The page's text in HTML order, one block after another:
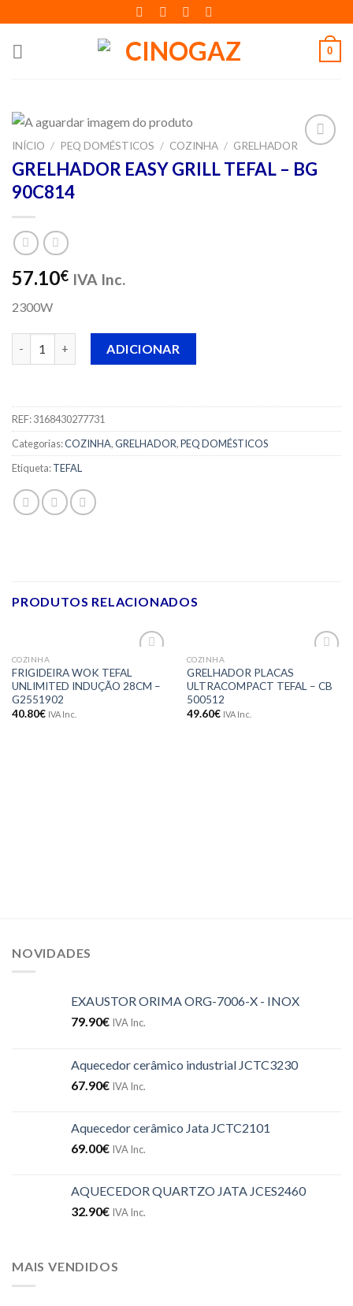
to
content
0
Adicionar
aos meus
INÍCIO / PEQ DOMÉSTICOS / COZINHA / GRELHADOR
GRELHADOR EASY GRILL TEFAL – BG
90C814
57.10€ IVA Inc.
2300W
ADICIONAR
REF:3168430277731
Categorias:COZINHA,GRELHADOR,PEQ DOMÉSTICOS
Etiqueta:TEFAL
PRODUTOS RELACIONADOS
aos meus
desejos
COZINHA
FRIGIDEIRA WOK TEFAL
UNLIMITED INDUÇÃO 28CM –
G2551902
40.80€ IVA Inc.
desejos
COZINHA
GRELHADOR PLACAS
ULTRACOMPACT TEFAL – CB
500512
49.60€ IVA Inc.
NOVIDADES
EXAUSTOR ORIMA ORG-7006-X - INOX
79.90€ IVA Inc.
Aquecedor cerâmico industrial JCTC3230
67.90€ IVA Inc.
Aquecedor cerâmico Jata JCTC2101
69.00€ IVA Inc.
AQUECEDOR QUARTZO JATA JCES2460
32.90€ IVA Inc.
MAIS VENDIDOS